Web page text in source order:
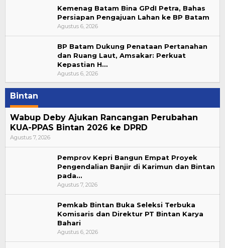
Kemenag Batam Bina GPdI Petra, Bahas
Persiapan Pengajuan Lahan ke BP Batam
Agustus 6, 2026
BP Batam Dukung Penataan Pertanahan
dan Ruang Laut, Amsakar: Perkuat
Kepastian H…
Agustus 6, 2026
Bintan
Wabup Deby Ajukan Rancangan Perubahan
KUA-PPAS Bintan 2026 ke DPRD
Agustus 7, 2026
Pemprov Kepri Bangun Empat Proyek
Pengendalian Banjir di Karimun dan Bintan
pada…
Agustus 7, 2026
Pemkab Bintan Buka Seleksi Terbuka
Komisaris dan Direktur PT Bintan Karya
Bahari
Agustus 6, 2026